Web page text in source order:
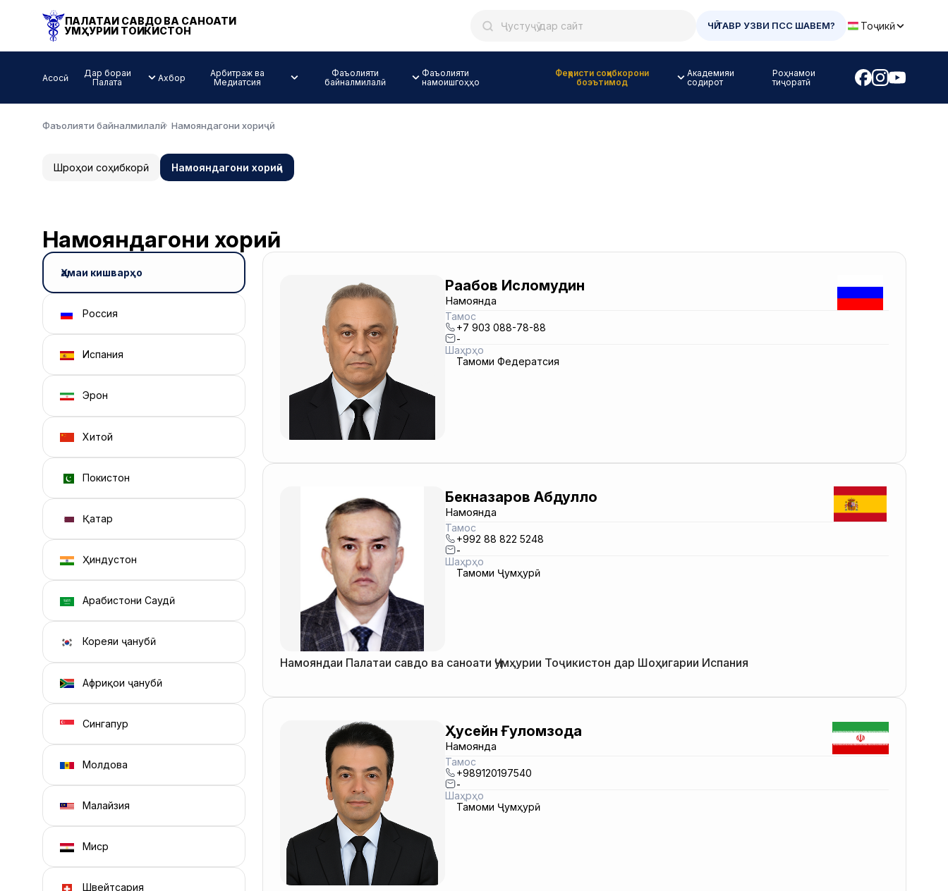
ПАЛАТАИ САВДО ВА САНОАТИ
ҶУМҲУРИИ ТОҶИКИСТОН
ЧӢ ТАВР УЗВИ ПСС ШАВЕМ? Тоҷикӣ
Асосӣ
Дар бораи
Палата
Ахбор
Арбитраж ва
Медиатсия
Фаъолияти
байналмилалӣ
Фаъолияти
намоишгоҳҳо
Феҳристи соҳибкорони
боэътимод
Академияи
содирот
Роҳнамои
тиҷоратӣ
Фаъолияти байналмилалӣ Намояндагони хориҷӣ
Шӯроҳои соҳибкорӣ Намояндагони хориҷӣ
Намояндагони хориҷӣ
Ҳамаи кишварҳо
Россия
Испания
Эрон
Хитой
Покистон
Қатар
Ҳиндустон
Арабистони Саудӣ
Кореяи ҷанубӣ
Африқои ҷанубӣ
Сингапур
Молдова
Малайзия
Миср
Швейтсария
Раҷабов Исломудин
Намоянда
Тамос
+7 903 088-78-88
-
Шаҳрҳо
Тамоми Федератсия
Бекназаров Абдулло
Намоянда
Тамос
+992 88 822 5248
-
Шаҳрҳо
Тамоми Ҷумҳурӣ
Намояндаи Палатаи савдо ва саноати Ҷумҳурии Тоҷикистон дар Шоҳигарии Испания
Ҳусейн Ғуломзода
Намоянда
Тамос
+989120197540
-
Шаҳрҳо
Тамоми Ҷумҳурӣ